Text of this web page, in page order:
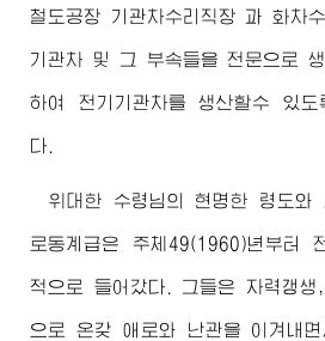
철도공장 기관차수리직장 과 화차
기관차 및 그 부속들을 전문으로
하여 전기기관차를 생산할수 있도
다.
위대한 수령님 의 현명한 령도와
로동계급은 주체49(1960)년부터
적으로 들어갔다. 그들은 자력갱생
으로 온갖 애로와 난관을 이겨내